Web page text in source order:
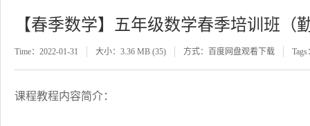
【春季数学】五年级数学春季培训班（
Time：2022-01-31 大小：3.36 MB (35) 方式：百度网盘观看下载 Tags
课程教程内容简介：